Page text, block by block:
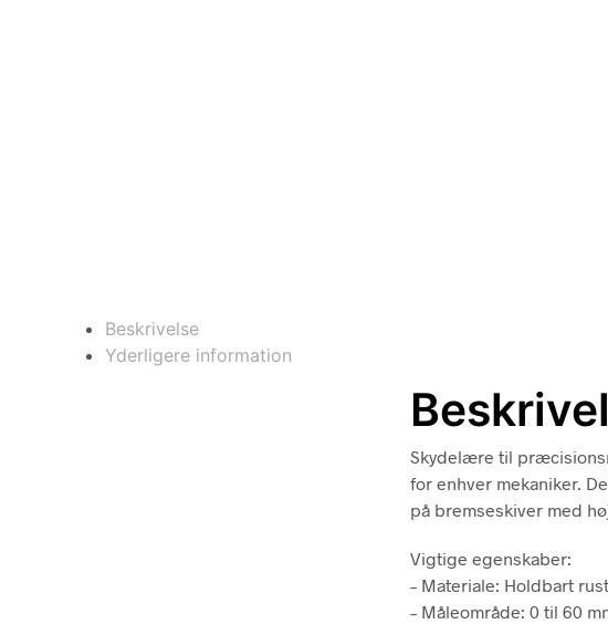
Beskrivelse
Yderligere information
Skydelære til
for enhver mekaniker.
på bremseskiver med
Vigtige egenskaber:
– Materiale: Holdbart
– Måleområde: 0 til 60